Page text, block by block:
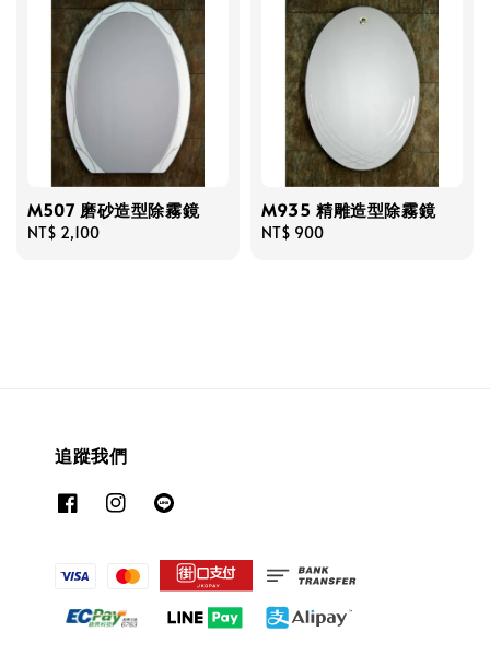
M507 磨砂造型除霧鏡
Regular
NT$ 2,100
M935 精雕造型除霧鏡
Regular
NT$ 900
追蹤我們